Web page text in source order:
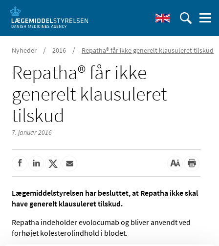
Nyheder / 2016 / Repatha® får ikke generelt klausuleret tilskud
Repatha® får ikke
generelt klausuleret
tilskud
7. januar 2016
Lægemiddelstyrelsen har besluttet, at Repatha ikke skal
have generelt klausuleret tilskud.
Repatha indeholder evolocumab og bliver anvendt ved
forhøjet kolesterolindhold i blodet.